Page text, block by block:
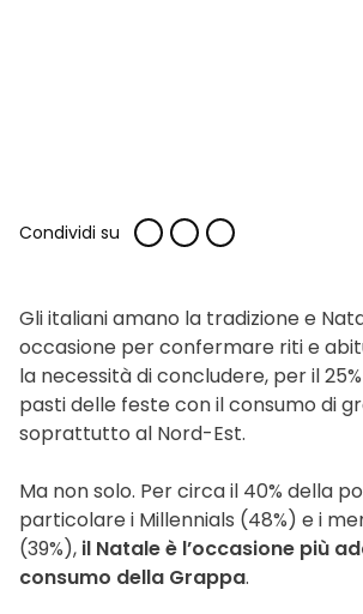
Condividi su
Gli italiani amano la tradizione e
occasione per confermare riti e
la necessità di concludere, per il
pasti delle feste con il consumo di
soprattutto al Nord-Est.
Ma non solo. Per circa il 40% della
particolare i Millennials (48%) e i
(39%), il Natale è l’occasione più
consumo della Grappa.